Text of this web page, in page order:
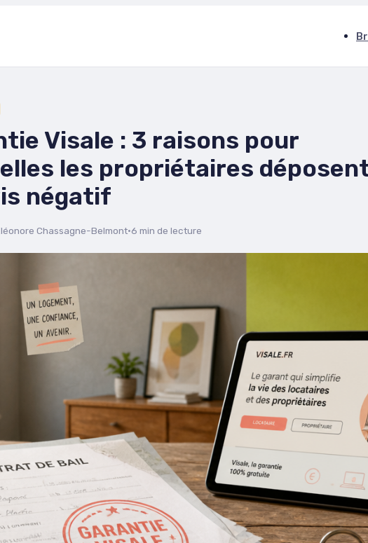
Visale : 3 raisons pour
les propriétaires
négatif
Chassagne-Belmont·6 min de lecture